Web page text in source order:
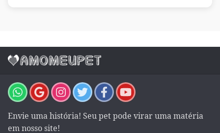
Envie uma história! Seu pet pode virar uma matéria
em nosso site!